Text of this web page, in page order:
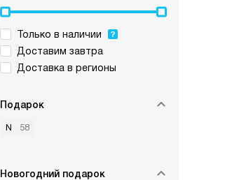
Только в наличии
Доставим завтра
Доставка в регионы
Подарок
N 58
Новогодний подарок